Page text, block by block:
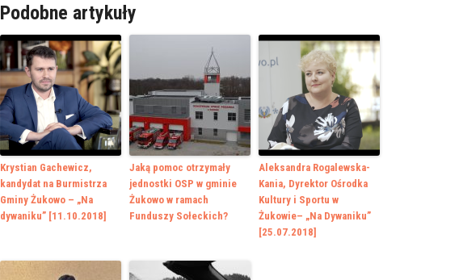
Podobne artykuły
Krystian Gachewicz,
kandydat na Burmistrza
Gminy Żukowo – „Na
dywaniku” [11.10.2018]
Jaką pomoc otrzymały
jednostki OSP w gminie
Żukowo w ramach
Funduszy Sołeckich?
Aleksandra Rogalewska-
Kania, Dyrektor Ośrodka
Kultury i Sportu w
Żukowie– „Na Dywaniku”
[25.07.2018]